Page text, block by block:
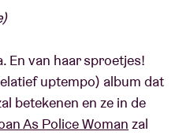
En van haar sproetjes!
uptempo) album dat
betekenen en ze in de
As Police Woman zal